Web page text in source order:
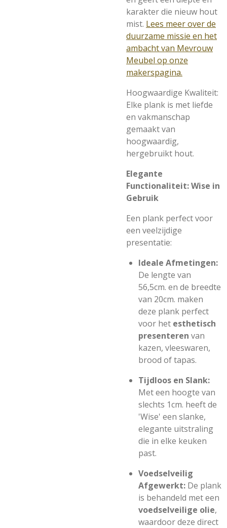
karakter die nieuw hout
mist. Lees meer over de
duurzame missie en het
ambacht van Mevrouw
Meubel op onze
makerspagina.
Hoogwaardige Kwaliteit:
Elke plank is met liefde
en vakmanschap
gemaakt van
hoogwaardig,
hergebruikt hout.
Elegante
Functionaliteit: Wise in
Gebruik
Een plank perfect voor
een veelzijdige
presentatie:
Ideale Afmetingen:
De lengte van
56,5cm. en de breedte
van 20cm. maken
deze plank perfect
voor het esthetisch
presenteren van
kazen, vleeswaren,
brood of tapas.
Tijdloos en Slank:
Met een hoogte van
slechts 1cm. heeft de
'Wise' een slanke,
elegante uitstraling
die in elke keuken
past.
Voedselveilig
Afgewerkt: De plank
is behandeld met een
voedselveilige olie,
waardoor deze direct